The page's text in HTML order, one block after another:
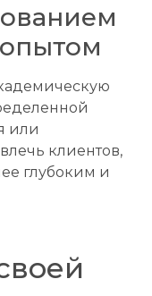
или
клиентов,
глубоким и